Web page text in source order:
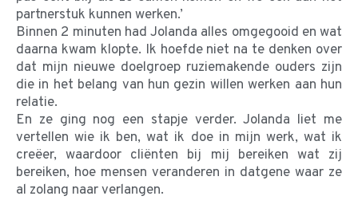
partnerstuk kunnen werken.’
Binnen 2 minuten had Jolanda alles omgegooid en wat
daarna kwam klopte. Ik hoefde niet na te denken over
dat mijn nieuwe doelgroep ruziemakende ouders zijn
die in het belang van hun gezin willen werken aan hun
relatie.
En ze ging nog een stapje verder. Jolanda liet me
vertellen wie ik ben, wat ik doe in mijn werk, wat ik
creëer, waardoor cliënten bij mij bereiken wat zij
bereiken, hoe mensen veranderen in datgene waar ze
al zolang naar verlangen.